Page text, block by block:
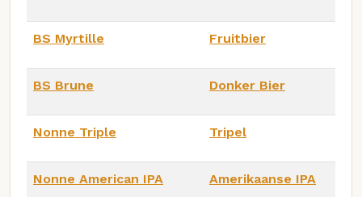
BS Myrtille Fruitbier
BS Brune Donker Bier
Nonne Triple Tripel
Nonne American IPA Amerikaanse IPA